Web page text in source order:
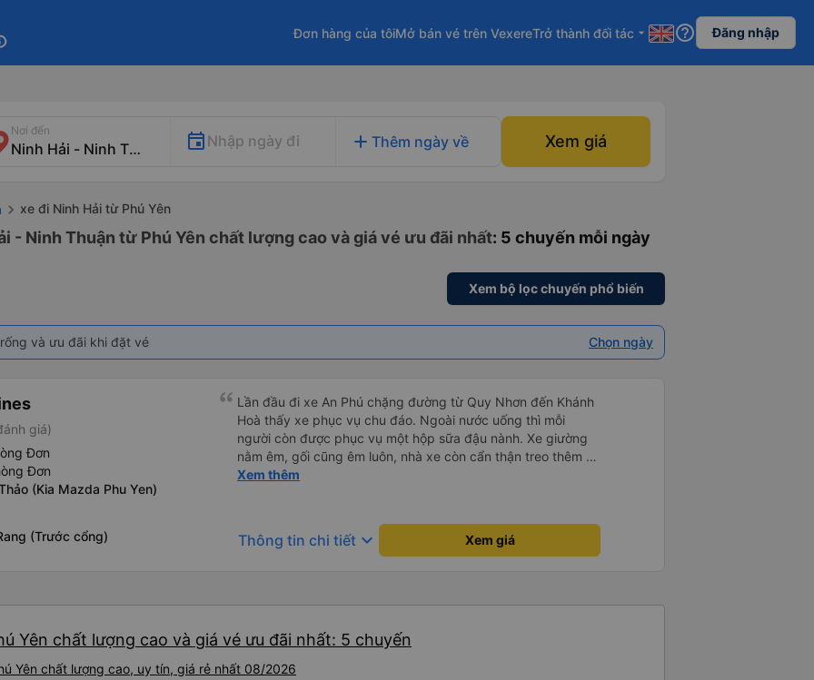
Đơn hàng của tôiMở bán vé trên VexereTrở thành đối tác arrow_drop_down help_outline Đăng nhập
Nơi đến
Nhập ngày đi add Thêm ngày về Xem giá
xe đi Ninh Hải từ Phú Yên
- Ninh Thuận từ Phú Yên chất lượng cao và giá vé ưu đãi nhất: 5 chuyến mỗi ngày
Xem bộ lọc chuyến phổ biến
và ưu đãi khi đặt vé Chọn ngày
giá)
Đơn
Đơn
(Kia Mazda Phu Yen)
(Trước cổng)
Lần đầu đi xe An Phú chặng đường từ Quy Nhơn đến Khánh
Hoà thấy xe phục vụ chu đáo. Ngoài nước uống thì mỗi
người còn được phục vụ một hộp sữa đậu nành. Xe giường
nằm êm, gối cũng êm luôn, nhà xe còn cẩn thận treo thêm ở
mỗi giường một cái giỏ nhỏ để đựng chai nước uống tránh
đặt xe trước, không đón khách ngoài (với số tiền bỏ ra cho
tuyến đường như vậy thì thấy rất tốt)
Xem thêm
Thông tin chi tiết keyboard_arrow_down Xem giá
Yên chất lượng cao và giá vé ưu đãi nhất: 5 chuyến
Yên chất lượng cao, uy tín, giá rẻ nhất 08/2026